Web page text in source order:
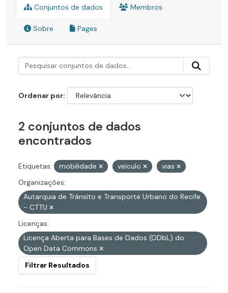
Conjuntos de dados Membros
Sobre Pages
Ordenar por
2 conjuntos de dados
encontrados
Etiquetas: mobilidade veículo
vias
Organizações:
Autarquia de Trânsito e Transporte Urbano do Recife
- CTTU
Licenças:
Licença Aberta para Bases de Dados (ODbL) do
Open Data Commons
Filtrar Resultados